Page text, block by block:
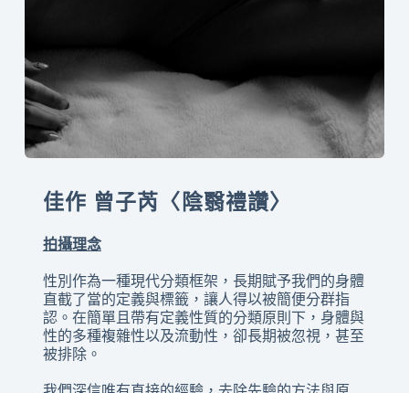
佳作 曾子芮〈陰翳禮讚〉
拍攝理念
性別作為一種現代分類框架，長期賦予我們的身體
直截了當的定義與標籤，讓人得以被簡便分群指
認。在簡單且帶有定義性質的分類原則下，身體與
性的多種複雜性以及流動性，卻長期被忽視，甚至
被排除。